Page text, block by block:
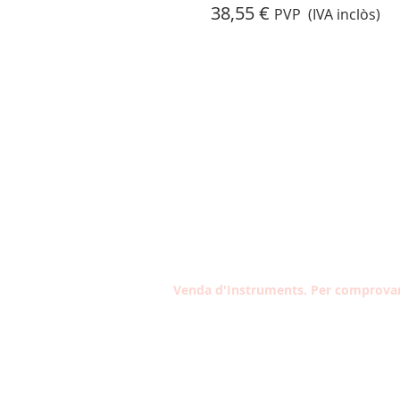
38,55 € PVP (IVA inclòs)
Venda d'Instruments. Per